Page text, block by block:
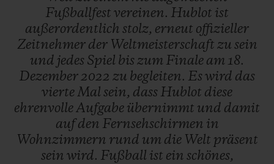
Fußballfest vereinen. Hublot ist
außerordentlich stolz, erneut offizieller
Zeitnehmer der Weltmeisterschaft zu sein
und jedes Spiel biszum Finale am 18.
Dezember2022 zu begleiten. Eswird das
vierteMal sein, dass Hublot diese
ehrenvolleAufgabe übernimmt und damit
aufden Fernsehschirmen in
Wohnzimmern rund um die Welt präsent
sein wird. Fußball ist ein schönes,